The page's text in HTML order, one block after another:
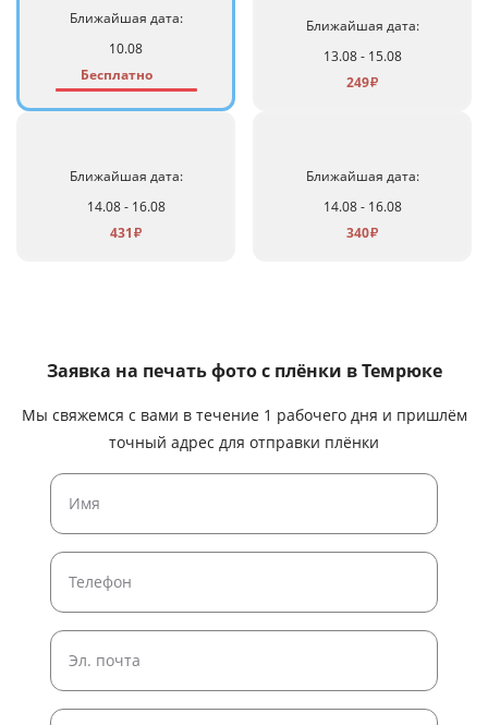
Ближайшая дата:
10.08
Бесплатно
Ближайшая дата:
13.08 - 15.08
249₽
Ближайшая дата:
14.08 - 16.08
431 ₽
Ближайшая дата:
14.08 - 16.08
340₽
Заявка на печать фото с плёнки в Темрюке
Мы свяжемся с вами в течение 1 рабочего дня и пришлём
точный адрес для отправки плёнки